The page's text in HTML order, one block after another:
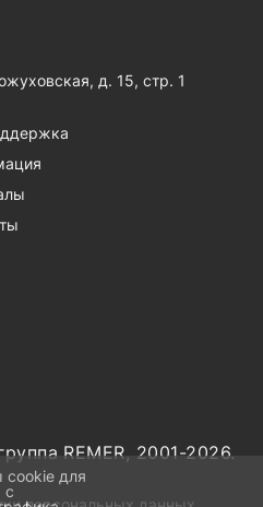
д. 15, стр. 1
REMER, 2001-2026.
cookie для
с